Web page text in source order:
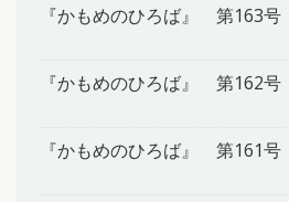
『かもめのひろば』 第163号
『かもめのひろば』 第162号
『かもめのひろば』 第161号